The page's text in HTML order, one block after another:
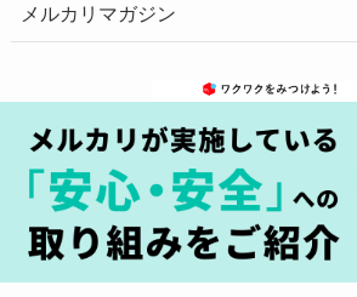
メルカリマガジン
お問い合わせ 安心・安全の取り組みへ
障害情報はこちら
商標に